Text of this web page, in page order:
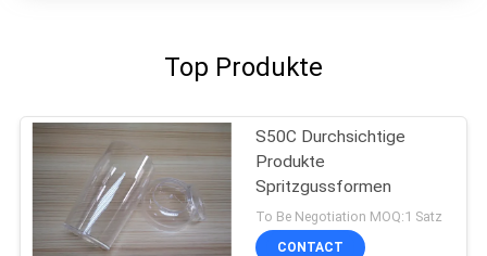
Top Produkte
S50C Durchsichtige
Produkte
Spritzgussformen
To Be Negotiation MOQ:1 Satz
CONTACT